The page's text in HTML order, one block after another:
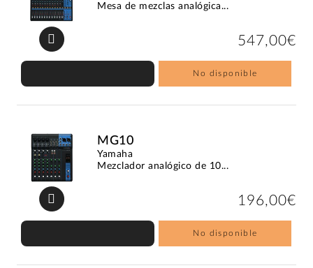
Mesa de mezclas analógica...
547,00€
No disponible
MG10
Yamaha
Mezclador analógico de 10...
196,00€
No disponible